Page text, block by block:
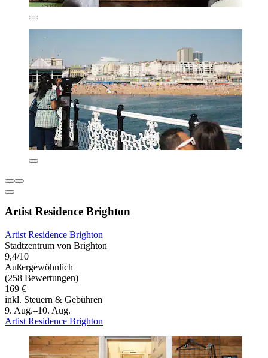
Artist Residence Brighton
Artist Residence Brighton
Stadtzentrum von Brighton
9,4/10
Außergewöhnlich
(258 Bewertungen)
169 €
inkl. Steuern & Gebühren
9. Aug.–10. Aug.
Artist Residence Brighton